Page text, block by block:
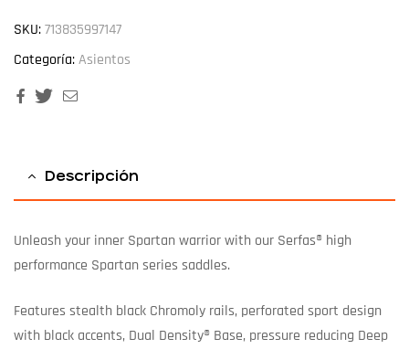
SKU:713835997147
Categoría:Asientos
FacebookTwitter
Descripción
Unleash your inner Spartan warrior with our Serfas® high
performance Spartan series saddles.
Features stealth black Chromoly rails, perforated sport design
with black accents, Dual Density® Base, pressure reducing Deep